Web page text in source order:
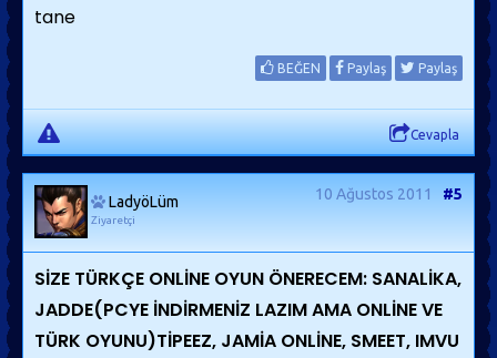
tane
BEĞEN Paylaş Paylaş
Cevapla
LadyöLüm
Ziyaretçi
10 Ağustos 2011 #5
SİZE TÜRKÇE ONLİNE OYUN ÖNERECEM: SANALİKA,
JADDE(PCYE İNDİRMENİZ LAZIM AMA ONLİNE VE
TÜRK OYUNU)TİPEEZ, JAMİA ONLİNE, SMEET, IMVU